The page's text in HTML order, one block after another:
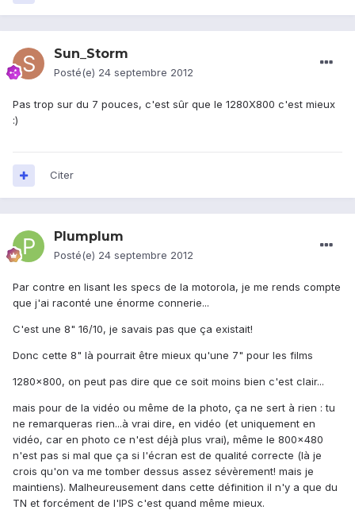
Sun_Storm
Posté(e) 24 septembre 2012
Pas trop sur du 7 pouces, c'est sûr que le 1280X800 c'est mieux
:)
Citer
Plumplum
Posté(e) 24 septembre 2012
Par contre en lisant les specs de la motorola, je me rends compte
que j'ai raconté une énorme connerie...
C'est une 8" 16/10, je savais pas que ça existait!
Donc cette 8" là pourrait être mieux qu'une 7" pour les films
1280x800, on peut pas dire que ce soit moins bien c'est clair...
mais pour de la vidéo ou même de la photo, ça ne sert à rien : tu
ne remarqueras rien...à vrai dire, en vidéo (et uniquement en
vidéo, car en photo ce n'est déjà plus vrai), même le 800x480
n'est pas si mal que ça si l'écran est de qualité correcte (là je
crois qu'on va me tomber dessus assez sévèrement! mais je
maintiens). Malheureusement dans cette définition il n'y a que du
TN et forcément de l'IPS c'est quand même mieux.